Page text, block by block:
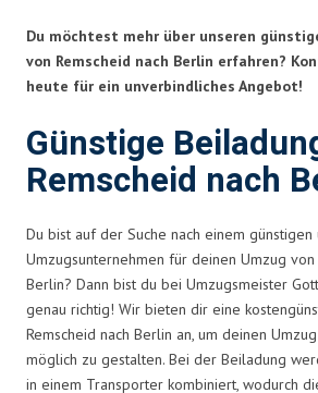
Du möchtest mehr über unseren
von Remscheid nach Berlin erfahren?
heute für ein unverbindliches Angebot!
Günstige
Remscheid nach
Du bist auf der Suche nach einem
Umzugsunternehmen für deinen Umzug von
Berlin? Dann bist du bei Umzugsmeister
genau richtig! Wir bieten dir eine
Remscheid nach Berlin an, um deinen
möglich zu gestalten. Bei der Beiladung
in einem Transporter kombiniert, wodurch